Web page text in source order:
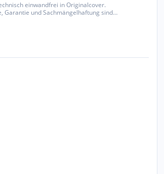
einwandfrei in Originalcover.
Garantie und Sachmängelhaftung sind